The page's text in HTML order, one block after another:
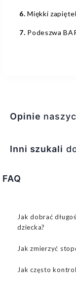
6. Miękki
7. Podeszwa
Opinie
Inni szukali
FAQ
Jak dobrać
dziecka?
Jak zmierzyć
Jak często